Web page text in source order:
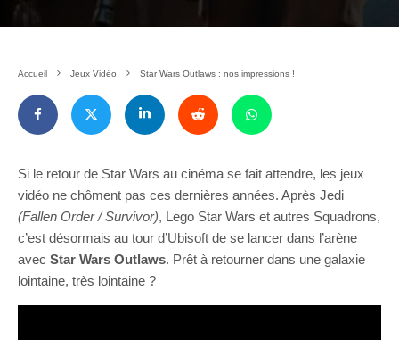
Accueil Jeux Vidéo Star Wars Outlaws : nos impressions !
Si le retour de Star Wars au cinéma se fait attendre, les jeux
vidéo ne chôment pas ces dernières années. Après Jedi
(Fallen Order / Survivor), Lego Star Wars et autres Squadrons,
c’est désormais au tour d’Ubisoft de se lancer dans l’arène
avec Star Wars Outlaws. Prêt à retourner dans une galaxie
lointaine, très lointaine ?